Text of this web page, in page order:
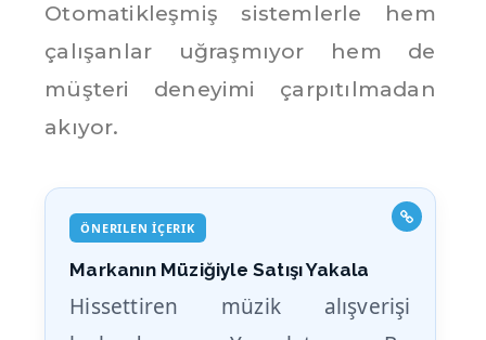
Otomatikleşmiş sistemlerle hem
çalışanlar uğraşmıyor hem de
müşteri deneyimi çarpıtılmadan
akıyor.
ÖNERILEN İÇERIK
Markanın Müziğiyle Satışı Yakala
Hissettiren müzik alışverişi